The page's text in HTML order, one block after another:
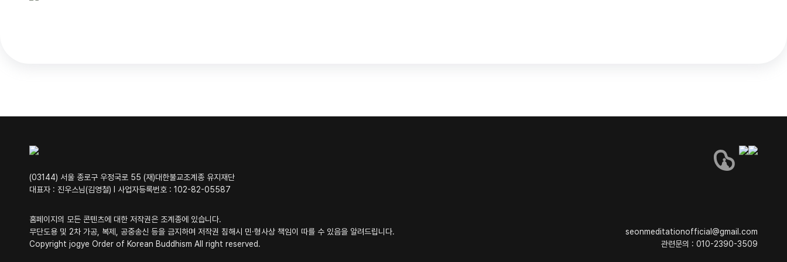
(03144) 서울 종로구 우정국로 55 (재)대한불교조계종 유지재단
대표자 : 진우스님(김영철) Ⅰ 사업자등록번호 : 102-82-05587
홈페이지의 모든 콘텐츠에 대한 저작권은 조계종에 있습니다.
무단도용 및 2차 가공, 복제, 공중송신 등을 금지하며 저작권 침해시 민·형사상 책임이 따를 수 있음을 알려드립니다.
Copyright jogye Order of Korean Buddhism All right reserved.
seonmeditationofficial@gmail.com
관련문의 : 010-2390-3509